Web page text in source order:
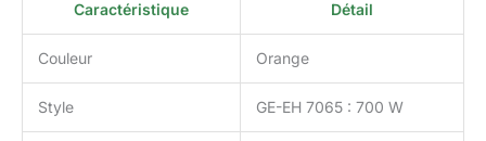
Caractéristique Détail
Couleur Orange
Style GE-EH 7065 : 700 W